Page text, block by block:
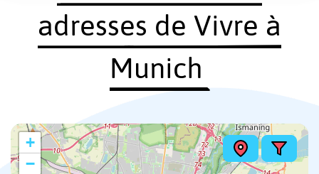
adresses de Vivre à
Munich
+
−